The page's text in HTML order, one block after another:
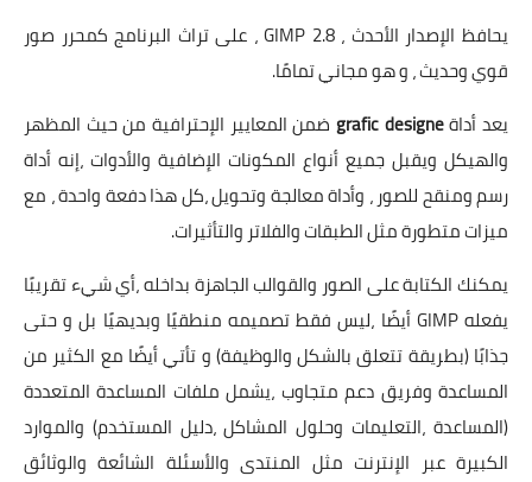
يحافظ الإصدار الأحدث ، GIMP 2.8 ، على تراث البرنامج كمحرر صور
قوي وحديث ، و هو مجاني تمامًا.
يعد أداةgrafic designe ضمن المعايير الإحترافية من حيث المظهر
والهيكل ويقبل جميع أنواع المكونات الإضافية والأدوات ،إنه أداة
رسم ومنقح للصور ، وأداة معالجة وتحويل ،كل هذا دفعة واحدة ، مع
ميزات متطورة مثل الطبقات والفلاتر والتأثيرات.
يمكنك الكتابة على الصور والقوالب الجاهزة بداخله ،أي شيء تقريبًا
يفعله GIMP أيضًا ،ليس فقط تصميمه منطقيًا وبديهيًا بل و حتى
جذابًا (بطريقة تتعلق بالشكل والوظيفة) و تأتي أيضًا مع الكثير من
المساعدة وفريق دعم متجاوب ،يشمل ملفات المساعدة المتعددة
(المساعدة ،التعليمات وحلول المشاكل ،دليل المستخدم) والموارد
الكبيرة عبر الإنترنت مثل المنتدى والأسئلة الشائعة والوثائق